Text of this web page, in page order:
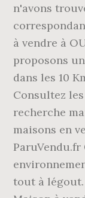
n'avons
à vendre à
proposons
dans les 10
Consultez
recherche
maisons en
ParuVendu.fr
tout à